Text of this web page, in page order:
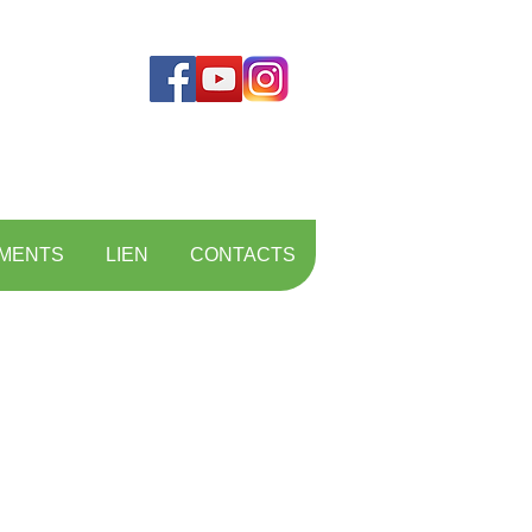
LIEN CONTACTS